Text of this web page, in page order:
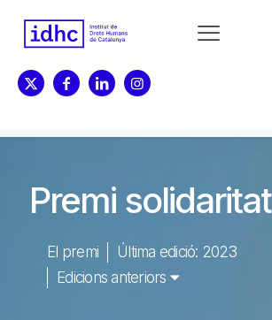
Premi solidaritat
El premi
Última edició: 2023
Edicions anteriors